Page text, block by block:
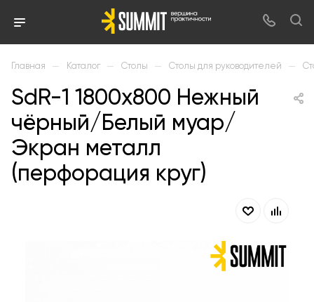
Главная — Каталог — Столы — Столы для руководителей —
SdR-1 1800х800 Нежный
чёрный/Белый муар/
Экран металл
(перфорация круг)